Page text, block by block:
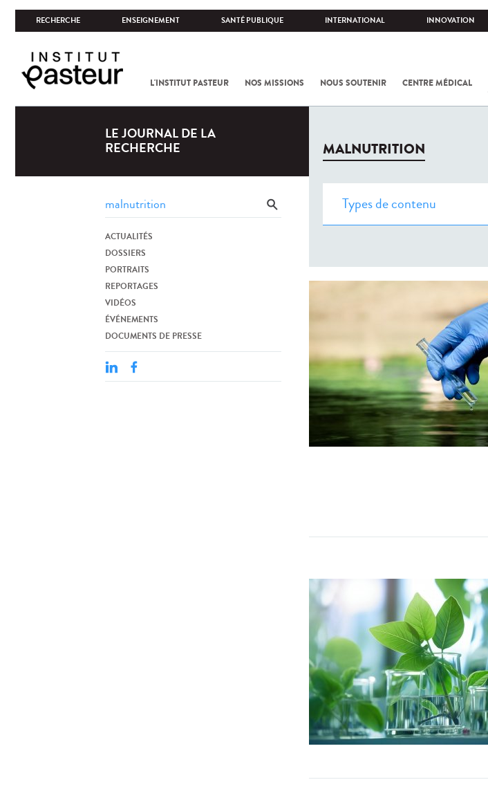
RECHERCHE ENSEIGNEMENT SANTÉ PUBLIQUE INTERNATIONAL INNOVATION
L'INSTITUT PASTEUR NOS MISSIONS NOUS SOUTENIR CENTRE MÉDICAL
LE JOURNAL DE LA
RECHERCHE
ACTUALITÉS
DOSSIERS
PORTRAITS
REPORTAGES
VIDÉOS
ÉVÉNEMENTS
DOCUMENTS DE PRESSE
MALNUTRITION